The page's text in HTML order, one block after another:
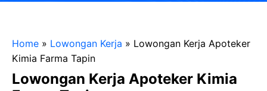
Home » Lowongan Kerja » Lowongan Kerja Apoteker
Kimia Farma Tapin
Lowongan Kerja Apoteker Kimia